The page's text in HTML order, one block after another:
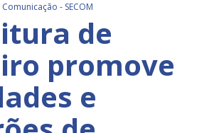
- SECOM
de
promove
e